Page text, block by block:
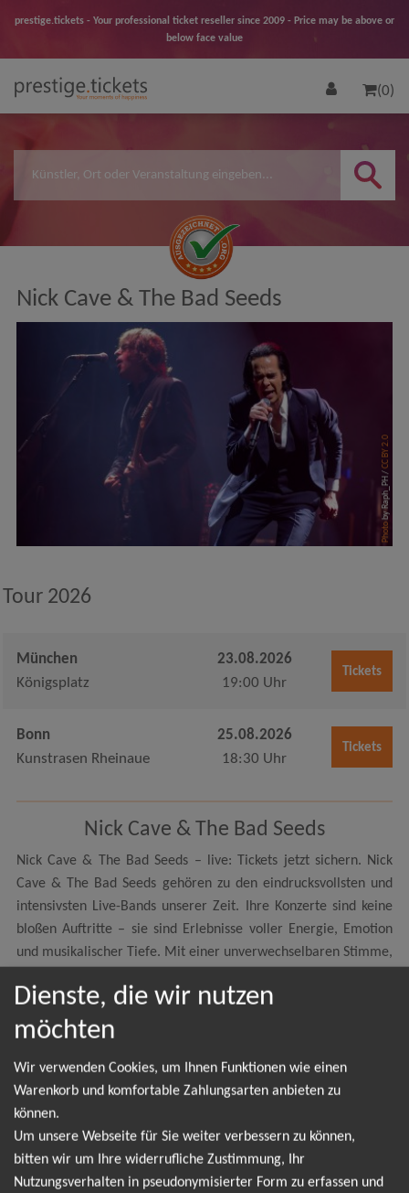
prestige.tickets - Your professional ticket reseller since 2009 - Price may be above or
below face value
(0)
Nick Cave & The Bad Seeds
Photo
by Raph_PH /
CC BY 2.0
Tour 2026
München
Königsplatz
23.08.2026
19:00 Uhr
Tickets
Bonn
Kunstrasen Rheinaue
25.08.2026
18:30 Uhr
Tickets
Nick Cave & The Bad Seeds
Nick Cave & The Bad Seeds – live: Tickets jetzt sichern. Nick
Cave & The Bad Seeds gehören zu den eindrucksvollsten und
intensivsten Live-Bands unserer Zeit. Ihre Konzerte sind keine
bloßen Auftritte – sie sind Erlebnisse voller Energie, Emotion
und musikalischer Tiefe. Mit einer unverwechselbaren Stimme,
Cave eine Atmosphäre, die man nur live wirklich begreifen
kann. Die kommende Nick Cave & The Bad Seeds Tour
kannst dabei sein. Sichere dir jetzt deine Tickets für Nick Cave
& The Bad Seeds und erlebe Songs wie Into My Arms, Red
Right Hand und The Mercy Seat in einer einzigartigen,
intensiven Live-Performance. Ob in Berlin, Hamburg, München
oder Köln – jede Show wird zu einem musikalischen
Ausnahmezustand, bei dem Publikum und Künstler zu einer
Dienste, die wir nutzen
möchten
Wir verwenden Cookies, um Ihnen Funktionen wie einen
Warenkorb und komfortable Zahlungsarten anbieten zu
können.
Um unsere Webseite für Sie weiter verbessern zu können,
bitten wir um Ihre widerrufliche Zustimmung, Ihr
Nutzungsverhalten in pseudonymisierter Form zu erfassen und